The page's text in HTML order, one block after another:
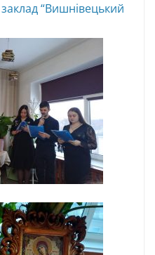
“Вишнівецький